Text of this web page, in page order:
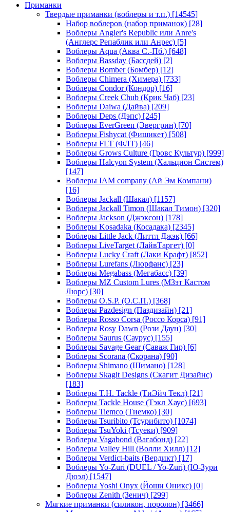
Приманки
Твердые приманки (воблеры и т.п.) [14545]
Набор воблеров (набор приманок) [28]
Воблеры Angler's Republic или Anre's
(Англерс Репаблик или Анрес) [5]
Воблеры Aqua (Аква С.-Пб.) [648]
Воблеры Bassday (Бассдей) [2]
Воблеры Bomber (Бомбер) [12]
Воблеры Chimera (Химера) [733]
Воблеры Condor (Кондор) [16]
Воблеры Creek Chub (Крик Чаб) [23]
Воблеры Daiwa (Дайва) [209]
Воблеры Deps (Дэпс) [245]
Воблеры EverGreen (Эвергрин) [70]
Воблеры Fishycat (Фишикет) [508]
Воблеры FLT (ФЛТ) [46]
Воблеры Grows Culture (Гровс Культур) [999]
Воблеры Halcyon System (Хальцион Систем)
[147]
Воблеры IAM company (Ай Эм Компани)
[16]
Воблеры Jackall (Шакал) [1157]
Воблеры Jackall Timon (Шакал Тимон) [320]
Воблеры Jackson (Джэксон) [178]
Воблеры Kosadaka (Косадака) [2345]
Воблеры Little Jack (Литтл Джэк) [66]
Воблеры LiveTarget (ЛайвТаргет) [0]
Воблеры Lucky Craft (Лаки Крафт) [852]
Воблеры Lurefans (Люрфанс) [23]
Воблеры Megabass (Мегабасс) [39]
Воблеры MZ Custom Lures (МЗэт Кастом
Люрс) [30]
Воблеры O.S.P. (О.С.П.) [368]
Воблеры Pazdesign (Паздизайн) [21]
Воблеры Rosso Corsa (Россо Корса) [91]
Воблеры Rosy Dawn (Рози Даун) [30]
Воблеры Saurus (Саурус) [155]
Воблеры Savage Gear (Саваж Гир) [6]
Воблеры Scorana (Скорана) [90]
Воблеры Shimano (Шимано) [128]
Воблеры Skagit Designs (Скагит Дизайнс)
[183]
Воблеры T.H. Tackle (ТиЭйч Текл) [21]
Воблеры Tackle House (Тэкл Хаус) [693]
Воблеры Tiemco (Тиемко) [30]
Воблеры Tsuribito (Тсурибито) [1074]
Воблеры TsuYoki (Тсуеки) [909]
Воблеры Vagabond (Вагабонд) [22]
Воблеры Valley Hill (Волли Хилл) [12]
Воблеры Verdict-baits (Вердикт) [17]
Воблеры Yo-Zuri (DUEL / Yo-Zuri) (Ю-Зури
Дюэл) [1547]
Воблеры Yoshi Onyx (Йоши Оникс) [0]
Воблеры Zenith (Зенич) [299]
Мягкие приманки (силикон, поролон) [3466]